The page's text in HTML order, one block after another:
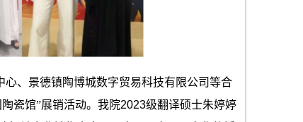
、景德镇陶博城数字贸易科技有限公司等合
瓷馆”展销活动。我院2023级翻译硕士朱婷婷